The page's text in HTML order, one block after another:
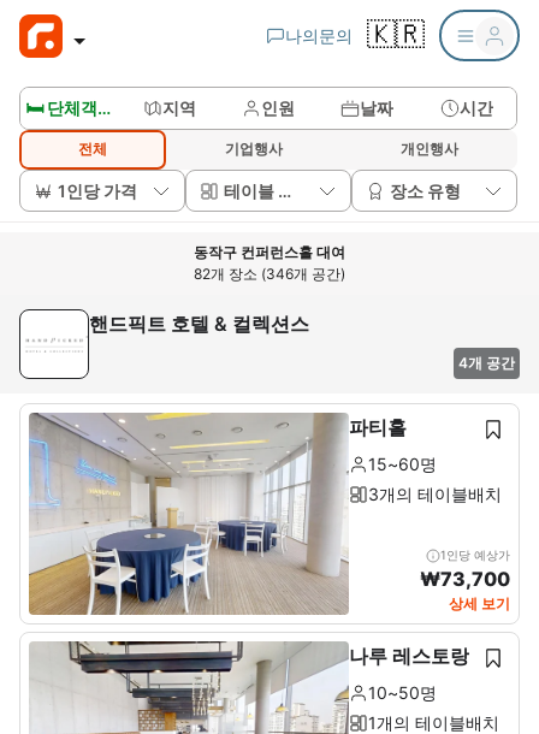
나의문의 🇰🇷
🛏️ 단체객실보기 지역 인원 날짜 시간
전체 기업행사 개인행사
1인당 가격 테이블 배치 장소 유형
동작구 컨퍼런스홀 대여
82개 장소 (346개 공간)
핸드픽트 호텔 & 컬렉션스
4개 공간
파티홀
15~60명
3개의 테이블배치
1인당 예상가
₩73,700
상세 보기
나루 레스토랑
10~50명
1개의 테이블배치